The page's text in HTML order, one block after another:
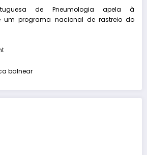
de Pneumologia apela à
um programa nacional de rastreio do
balnear